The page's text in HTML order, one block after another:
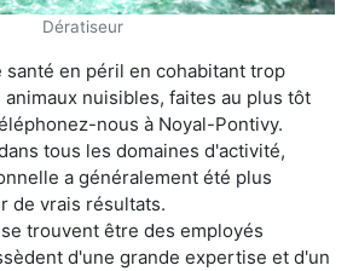
Dératiseur
santé en péril en cohabitant trop
nuisibles, faites au plus tôt
nous à Noyal-Pontivy.
tous les domaines d'activité,
a généralement été plus
de vrais résultats.
trouvent être des employés
d'une grande expertise et d'un